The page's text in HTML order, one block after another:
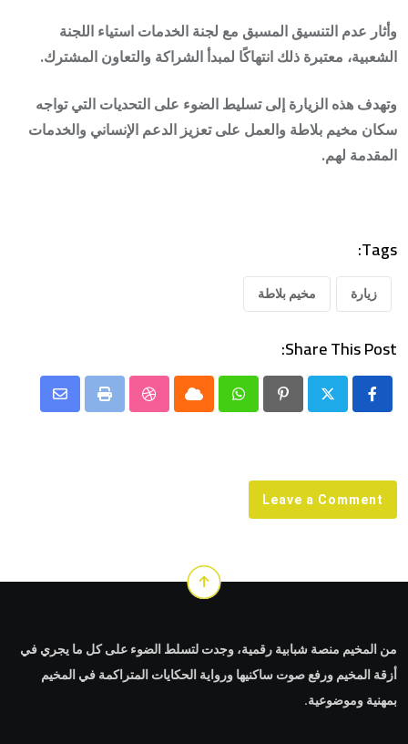
وأثار عدم التنسيق المسبق مع لجنة الخدمات استياء اللجنة
الشعبية، معتبرة ذلك انتهاكًا لمبدأ الشراكة والتعاون المشترك.
وتهدف هذه الزيارة إلى تسليط الضوء على التحديات التي تواجه
سكان مخيم بلاطة والعمل على تعزيز الدعم الإنساني والخدمات
المقدمة لهم.
Tags:
زيارة مخيم بلاطة
Share This Post:
Pinterest
Whatsapp
Cloud
StumbleUpon
Print
Share
Leave a Comment
من المخيم منصة شبابية رقمية، وجدت لتسلط الضوء على كل ما يجري في
أزقة المخيم ورفع صوت ساكنيها ورواية الحكايات المتراكمة في المخيم
بمهنية وموضوعية.